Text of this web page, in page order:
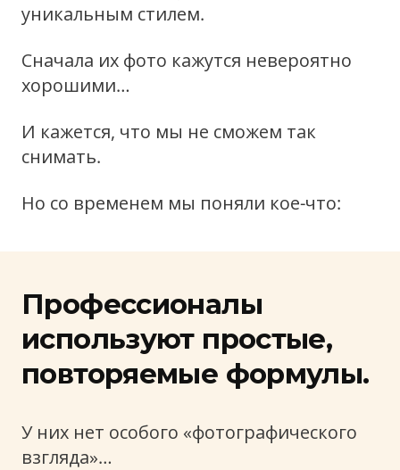
уникальным стилем.
Сначала их фото кажутся невероятно
хорошими…
И кажется, что мы не сможем так
снимать.
Но со временем мы поняли кое-что:
Профессионалы
используют простые,
повторяемые формулы.
У них нет особого «фотографического
взгляда»…